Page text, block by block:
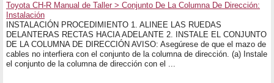
Toyota CH-R Manual de Taller > Conjunto De La Columna De Dirección:
Instalación
INSTALACIÓN PROCEDIMIENTO 1. ALINEE LAS RUEDAS
DELANTERAS RECTAS HACIA ADELANTE 2. INSTALE EL CONJUNTO
DE LA COLUMNA DE DIRECCIÓN AVISO: Asegúrese de que el mazo de
cables no interfiera con el conjunto de la columna de dirección. (a) Instale
el conjunto de la columna de dirección con el ...